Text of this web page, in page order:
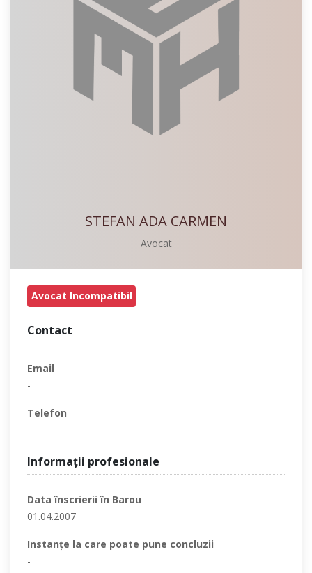
STEFAN ADA CARMEN
Avocat
Avocat Incompatibil
Contact
Email
-
Telefon
-
Informaţii profesionale
Data înscrierii în Barou
01.04.2007
Instanţe la care poate pune concluzii
-